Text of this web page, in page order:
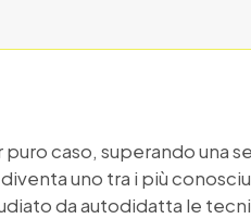
caso, superando una
uno tra i più
da autodidatta le